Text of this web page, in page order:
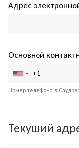
Адрес
Основной
Номер телефона в
Текущий